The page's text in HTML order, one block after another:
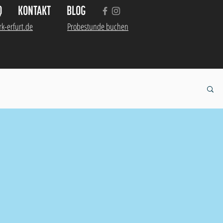
KONTAKT BLOG
erfurt.de Probestunde buchen